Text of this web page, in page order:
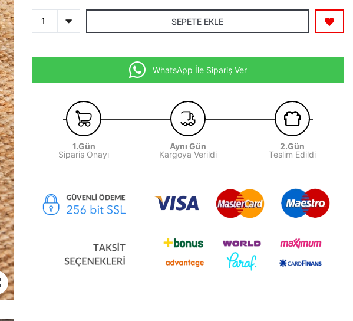
SEPETE EKLE
WhatsApp İle Sipariş Ver
1.Gün
Sipariş Onayı
Aynı Gün
Kargoya Verildi
2.Gün
Teslim Edildi